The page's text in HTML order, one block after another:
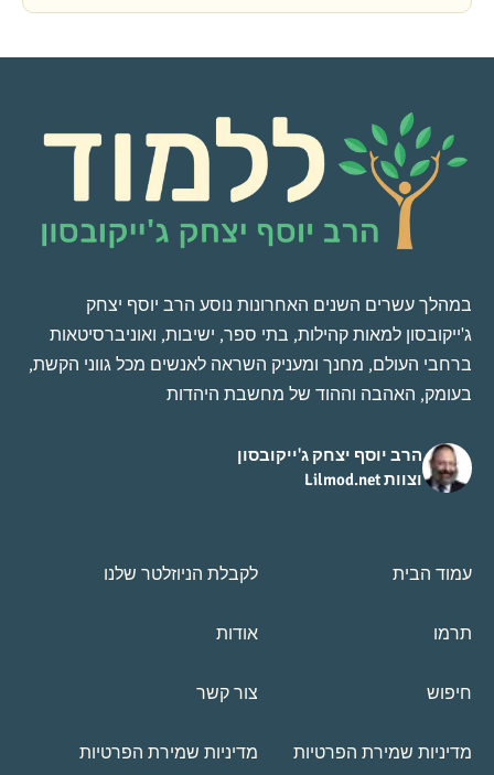
במהלך עשרים השנים האחרונות נוסע הרב יוסף יצחק
ג'ייקובסון למאות קהילות, בתי ספר, ישיבות, ואוניברסיטאות
ברחבי העולם, מחנך ומעניק השראה לאנשים מכל גווני הקשת,
בעומק, האהבה וההוד של מחשבת היהדות
הרב יוסף יצחק ג'ייקובסון
וצוות Lilmod.net
עמוד הבית לקבלת הניוזלטר שלנו
תרמו אודות
חיפוש צור קשר
מדיניות שמירת הפרטיות מדיניות שמירת הפרטיות